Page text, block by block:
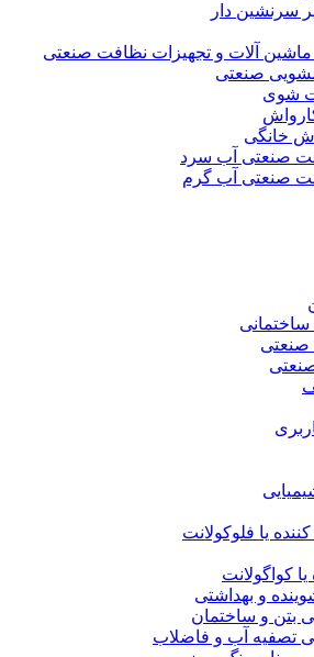
سرنشین دار
ماشین آلات و تجهیزات نظافت صنعتی
صنعتی
شوی
خانگی
صنعتی آب سرد
صنعتی آب گرم
صنعتی
صنعتی
یا فلوکولانت
کواگولانت
و بهداشتی
بتن و ساختمان
تصفیه آب و فاضلاب